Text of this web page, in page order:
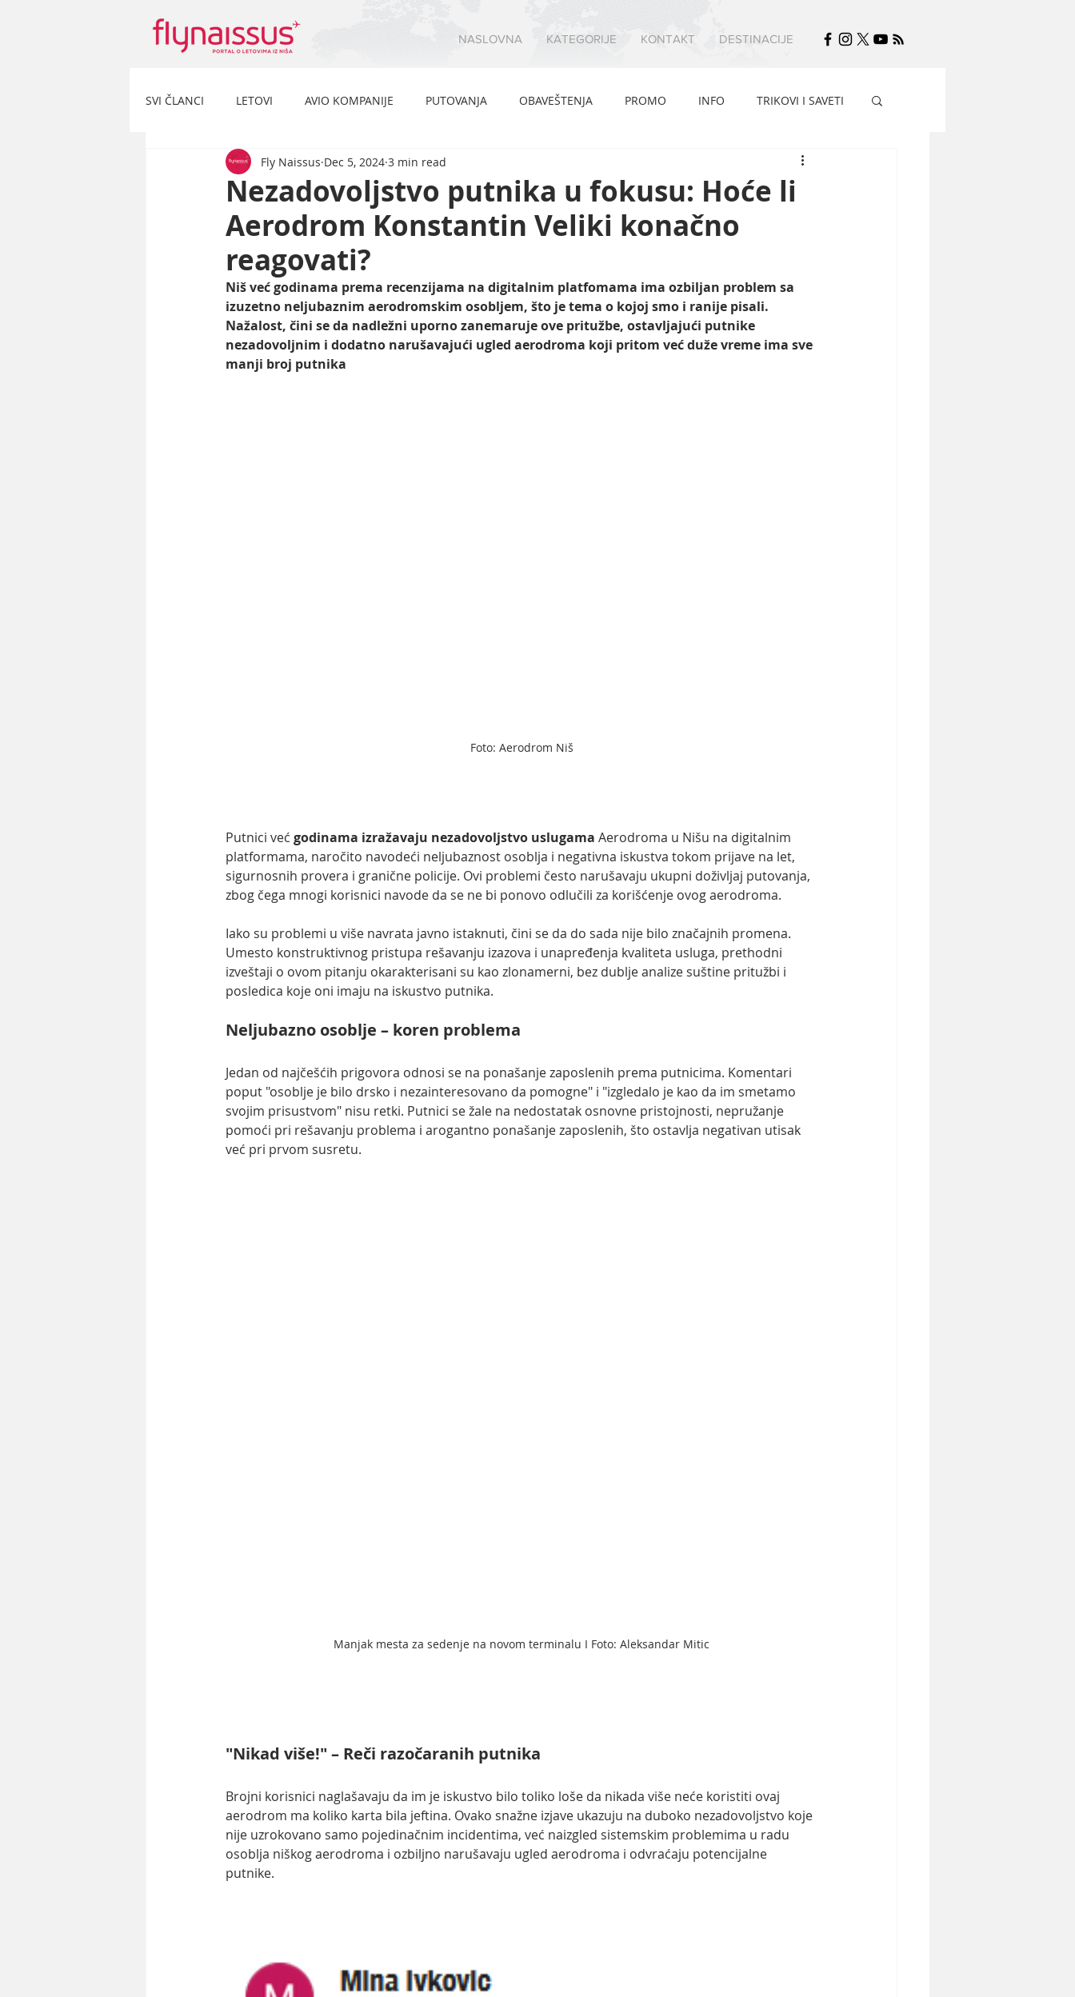
NASLOVNA KATEGORIJE KONTAKT DESTINACIJE
SVI ČLANCI LETOVI AVIO KOMPANIJE PUTOVANJA OBAVEŠTENJA PROMO INFO TRIKOVI I SAVETI
Nezadovoljstvo putnika u fokusu: Hoće li
Aerodrom Konstantin Veliki konačno
reagovati?
Fly Naissus Dec 5, 2024 3 min read
Niš već godinama prema recenzijama na digitalnim platfomama ima ozbiljan problem sa
izuzetno neljubaznim aerodromskim osobljem, što je tema o kojoj smo i ranije pisali.
Nažalost, čini se da nadležni uporno zanemaruje ove pritužbe, ostavljajući putnike
nezadovoljnim i dodatno narušavajući ugled aerodroma koji pritom već duže vreme ima sve
manji broj putnika
Foto: Aerodrom Niš
Putnici već godinama izražavaju nezadovoljstvo uslugama Aerodroma u Nišu na digitalnim
platformama, naročito navodeći neljubaznost osoblja i negativna iskustva tokom prijave na let,
sigurnosnih provera i granične policije. Ovi problemi često narušavaju ukupni doživljaj putovanja,
zbog čega mnogi korisnici navode da se ne bi ponovo odlučili za korišćenje ovog aerodroma.
Iako su problemi u više navrata javno istaknuti, čini se da do sada nije bilo značajnih promena.
Umesto konstruktivnog pristupa rešavanju izazova i unapređenja kvaliteta usluga, prethodni
izveštaji o ovom pitanju okarakterisani su kao zlonamerni, bez dublje analize suštine pritužbi i
posledica koje oni imaju na iskustvo putnika.
Neljubazno osoblje – koren problema
Jedan od najčešćih prigovora odnosi se na ponašanje zaposlenih prema putnicima. Komentari
poput "osoblje je bilo drsko i nezainteresovano da pomogne" i "izgledalo je kao da im smetamo
svojim prisustvom" nisu retki. Putnici se žale na nedostatak osnovne pristojnosti, nepružanje
pomoći pri rešavanju problema i arogantno ponašanje zaposlenih, što ostavlja negativan utisak
već pri prvom susretu.
Manjak mesta za sedenje na novom terminalu I Foto: Aleksandar Mitic
"Nikad više!" – Reči razočaranih putnika
Brojni korisnici naglašavaju da im je iskustvo bilo toliko loše da nikada više neće koristiti ovaj
aerodrom ma koliko karta bila jeftina. Ovako snažne izjave ukazuju na duboko nezadovoljstvo koje
nije uzrokovano samo pojedinačnim incidentima, već naizgled sistemskim problemima u radu
osoblja niškog aerodroma i ozbiljno narušavaju ugled aerodroma i odvraćaju potencijalne
putnike.